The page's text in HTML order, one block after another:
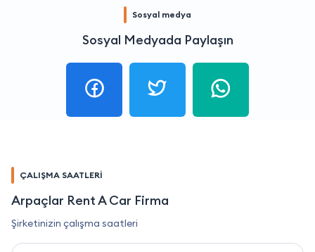
Sosyal medya
Sosyal Medyada Paylaşın
ÇALIŞMA SAATLERİ
Arpaçlar Rent A Car Firma
Şirketinizin çalışma saatleri